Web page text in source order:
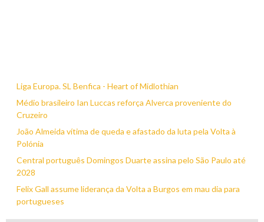
Liga Europa. SL Benfica - Heart of Midlothian
Médio brasileiro Ian Luccas reforça Alverca proveniente do
Cruzeiro
João Almeida vítima de queda e afastado da luta pela Volta à
Polónia
Central português Domingos Duarte assina pelo São Paulo até
2028
Felix Gall assume liderança da Volta a Burgos em mau dia para
portugueses